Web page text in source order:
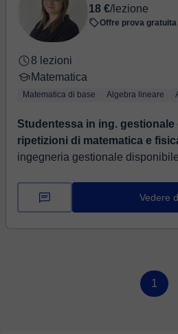
18 €/lezione
Offre prova gratuita
8 lezioni
Matematica
Matematica di base Algebra lineare
Studentessa in ing.
ripetizioni di matematica e
ingegneria gestionale
delle scuole superiori D...
Vedere
1